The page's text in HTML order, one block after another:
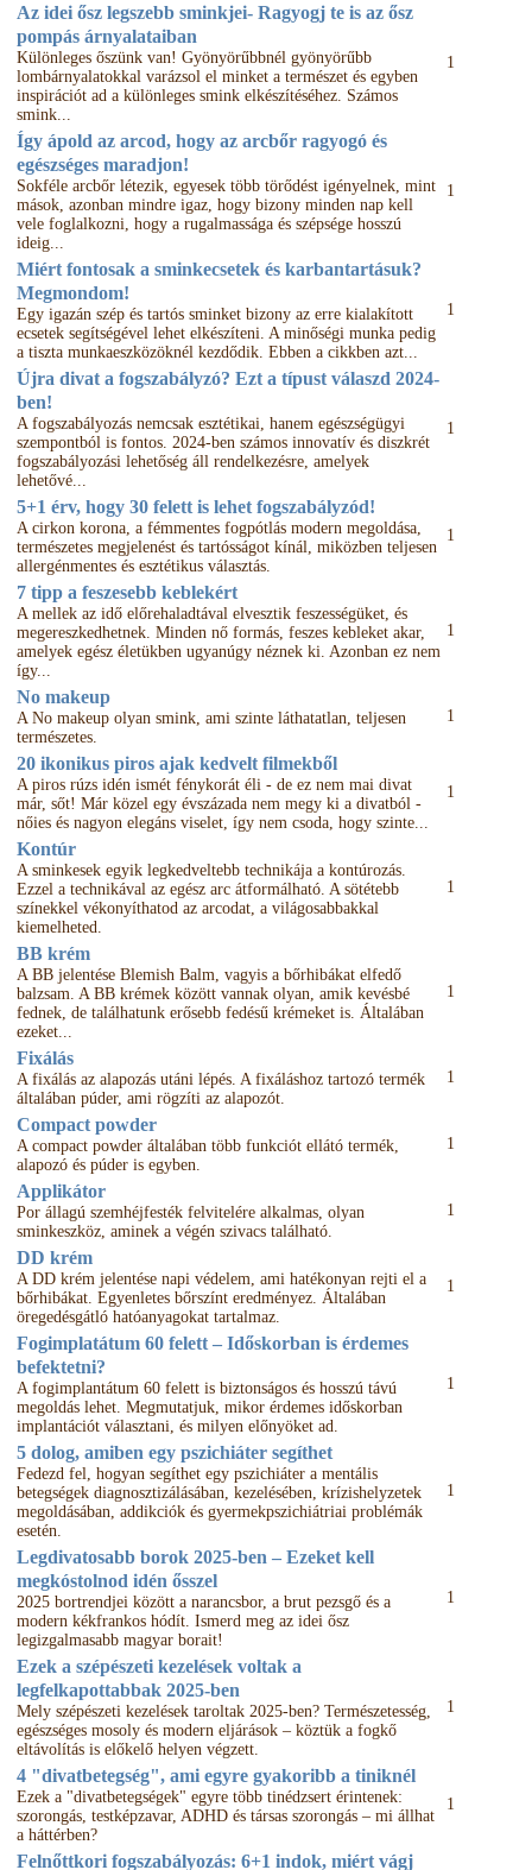
Az idei ősz legszebb sminkjei- Ragyogj te is az ősz
pompás árnyalataiban
Különleges őszünk van! Gyönyörűbbnél gyönyörűbb
lombárnyalatokkal varázsol el minket a természet és egyben
inspirációt ad a különleges smink elkészítéséhez. Számos
smink...
1
Így ápold az arcod, hogy az arcbőr ragyogó és
egészséges maradjon!
Sokféle arcbőr létezik, egyesek több törődést igényelnek, mint
mások, azonban mindre igaz, hogy bizony minden nap kell
vele foglalkozni, hogy a rugalmassága és szépsége hosszú
ideig...
1
Miért fontosak a sminkecsetek és karbantartásuk?
Megmondom!
Egy igazán szép és tartós sminket bizony az erre kialakított
ecsetek segítségével lehet elkészíteni. A minőségi munka pedig
a tiszta munkaeszközöknél kezdődik. Ebben a cikkben azt...
1
Újra divat a fogszabályzó? Ezt a típust válaszd 2024-
ben!
A fogszabályozás nemcsak esztétikai, hanem egészségügyi
szempontból is fontos. 2024-ben számos innovatív és diszkrét
fogszabályozási lehetőség áll rendelkezésre, amelyek
lehetővé...
1
5+1 érv, hogy 30 felett is lehet fogszabályzód!
A cirkon korona, a fémmentes fogpótlás modern megoldása,
természetes megjelenést és tartósságot kínál, miközben teljesen
allergénmentes és esztétikus választás.
1
7 tipp a feszesebb keblekért
A mellek az idő előrehaladtával elvesztik feszességüket, és
megereszkedhetnek. Minden nő formás, feszes kebleket akar,
amelyek egész életükben ugyanúgy néznek ki. Azonban ez nem
így...
1
No makeup
A No makeup olyan smink, ami szinte láthatatlan, teljesen
természetes.
1
20 ikonikus piros ajak kedvelt filmekből
A piros rúzs idén ismét fénykorát éli - de ez nem mai divat
már, sőt! Már közel egy évszázada nem megy ki a divatból -
nőies és nagyon elegáns viselet, így nem csoda, hogy szinte...
1
Kontúr
A sminkesek egyik legkedveltebb technikája a kontúrozás.
Ezzel a technikával az egész arc átformálható. A sötétebb
színekkel vékonyíthatod az arcodat, a világosabbakkal
kiemelheted.
1
BB krém
A BB jelentése Blemish Balm, vagyis a bőrhibákat elfedő
balzsam. A BB krémek között vannak olyan, amik kevésbé
fednek, de találhatunk erősebb fedésű krémeket is. Általában
ezeket...
1
Fixálás
A fixálás az alapozás utáni lépés. A fixáláshoz tartozó termék
általában púder, ami rögzíti az alapozót.
1
Compact powder
A compact powder általában több funkciót ellátó termék,
alapozó és púder is egyben.
1
Applikátor
Por állagú szemhéjfesték felvitelére alkalmas, olyan
sminkeszköz, aminek a végén szivacs található.
1
DD krém
A DD krém jelentése napi védelem, ami hatékonyan rejti el a
bőrhibákat. Egyenletes bőrszínt eredményez. Általában
öregedésgátló hatóanyagokat tartalmaz.
1
Fogimplatátum 60 felett – Időskorban is érdemes
befektetni?
A fogimplantátum 60 felett is biztonságos és hosszú távú
megoldás lehet. Megmutatjuk, mikor érdemes időskorban
implantációt választani, és milyen előnyöket ad.
1
5 dolog, amiben egy pszichiáter segíthet
Fedezd fel, hogyan segíthet egy pszichiáter a mentális
betegségek diagnosztizálásában, kezelésében, krízishelyzetek
megoldásában, addikciók és gyermekpszichiátriai problémák
esetén.
1
Legdivatosabb borok 2025-ben – Ezeket kell
megkóstolnod idén ősszel
2025 bortrendjei között a narancsbor, a brut pezsgő és a
modern kékfrankos hódít. Ismerd meg az idei ősz
legizgalmasabb magyar borait!
1
Ezek a szépészeti kezelések voltak a
legfelkapottabbak 2025-ben
Mely szépészeti kezelések taroltak 2025-ben? Természetesség,
egészséges mosoly és modern eljárások – köztük a fogkő
eltávolítás is előkelő helyen végzett.
1
4 "divatbetegség", ami egyre gyakoribb a tiniknél
Ezek a "divatbetegségek" egyre több tinédzsert érintenek:
szorongás, testképzavar, ADHD és társas szorongás – mi állhat
a háttérben?
1
Felnőttkori fogszabályozás: 6+1 indok, miért vágj